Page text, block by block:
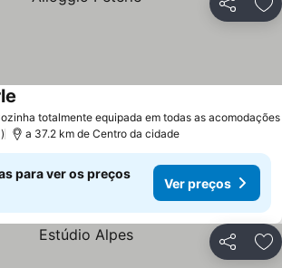
Partilhar
totalmente equipada em todas as acomodações
a 37.2 km de Centro da cidade
para ver os preços
Ver preços
Partilhar